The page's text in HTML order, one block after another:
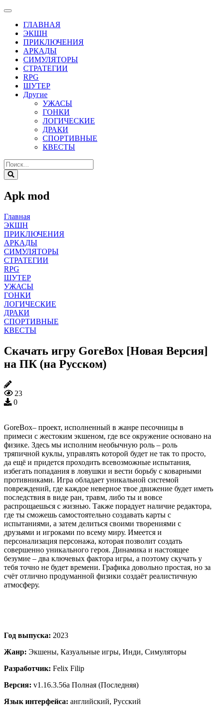
ГЛАВНАЯ
ЭКШН
ПРИКЛЮЧЕНИЯ
АРКАДЫ
СИМУЛЯТОРЫ
СТРАТЕГИИ
RPG
ШУТЕР
Другие
УЖАСЫ
ГОНКИ
ЛОГИЧЕСКИЕ
ДРАКИ
СПОРТИВНЫЕ
КВЕСТЫ
Apk mod
Главная
ЭКШН
ПРИКЛЮЧЕНИЯ
АРКАДЫ
СИМУЛЯТОРЫ
СТРАТЕГИИ
RPG
ШУТЕР
УЖАСЫ
ГОНКИ
ЛОГИЧЕСКИЕ
ДРАКИ
СПОРТИВНЫЕ
КВЕСТЫ
Скачать игру GoreBox [Новая Версия]
на ПК (на Русском)
23
0
GoreBox– проект, исполненный в жанре песочницы в
примеси с жестоким экшеном, где все окружение основано на
физике. Здесь мы исполним необычную роль – роль
тряпичной куклы, управлять которой будет не так то просто,
да ещё и придется проходить всевозможные испытания,
избегать попадания в ловушки и вести борьбу с коварными
противниками. Игра обладает уникальной системой
повреждений, где каждое неверное твое движение будет иметь
последствия в виде ран, травм, либо ты и вовсе
распрощаешься с жизнью. Также порадует наличие редактора,
где ты сможешь самостоятельно создавать карты с
испытаниями, а затем делиться своими творениями с
друзьями и игроками по всему миру. Имеется и
персонализация персонажа, которая позволит создать
совершенно уникального героя. Динамика и настоящее
безумие – два ключевых фактора игры, а поэтому скучать у
тебя точно не будет времени. Графика довольно простая, но за
счёт отлично продуманной физики создаёт реалистичную
атмосферу.
Год выпуска: 2023
Жанр: Экшены, Казуальные игры, Инди, Симуляторы
Разработчик: Felix Filip
Версия: v1.16.3.56a Полная (Последняя)
Язык интерфейса: английский, Русский